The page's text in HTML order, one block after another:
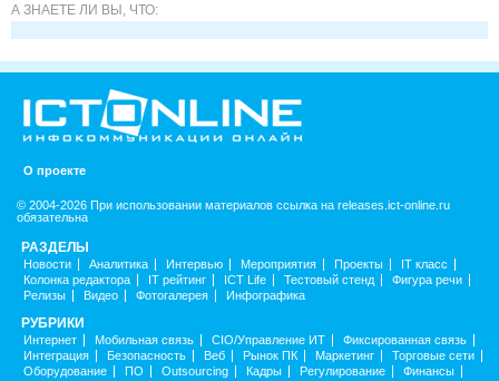
А ЗНАЕТЕ ЛИ ВЫ, ЧТО:
О проекте
© 2004-2026 При использовании материалов ссылка на releases.ict-online.ru
обязательна
РАЗДЕЛЫ
Новости Аналитика Интервью Мероприятия Проекты
IT класс
Колонка редактора
IT рейтинг ICT Life Тестовый стенд
Фигура речи
Релизы
Видео Фотогалерея Инфографика
РУБРИКИ
Интернет Мобильная связь CIO/Управление ИТ
Фиксированная связь
Интеграция
Безопасность Веб Рынок ПК Маркетинг
Торговые сети
Оборудование
ПО Outsourcing Кадры Регулирование
Финансы